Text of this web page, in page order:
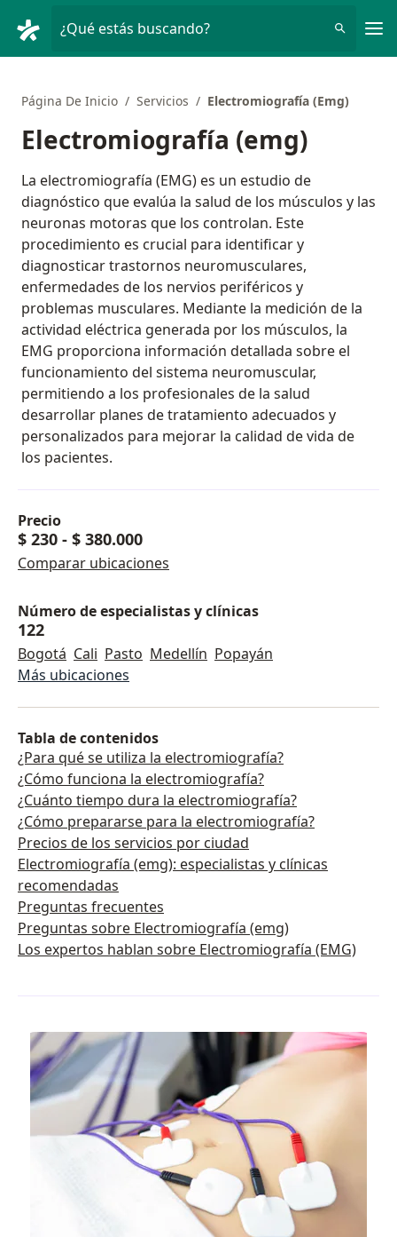
¿Qué estás buscando?
Página De Inicio Servicios Electromiografía (Emg)
Electromiografía (emg)
La electromiografía (EMG) es un estudio de
diagnóstico que evalúa la salud de los músculos y las
neuronas motoras que los controlan. Este
procedimiento es crucial para identificar y
diagnosticar trastornos neuromusculares,
enfermedades de los nervios periféricos y
problemas musculares. Mediante la medición de la
actividad eléctrica generada por los músculos, la
EMG proporciona información detallada sobre el
funcionamiento del sistema neuromuscular,
permitiendo a los profesionales de la salud
desarrollar planes de tratamiento adecuados y
personalizados para mejorar la calidad de vida de
los pacientes.
Precio
$ 230 - $ 380.000
Comparar ubicaciones
Número de especialistas y clínicas
122
Bogotá Cali Pasto Medellín Popayán
Más ubicaciones
Tabla de contenidos
¿Para qué se utiliza la electromiografía?
¿Cómo funciona la electromiografía?
¿Cuánto tiempo dura la electromiografía?
¿Cómo prepararse para la electromiografía?
Precios de los servicios por ciudad
Electromiografía (emg): especialistas y clínicas
recomendadas
Preguntas frecuentes
Preguntas sobre Electromiografía (emg)
Los expertos hablan sobre Electromiografía (EMG)